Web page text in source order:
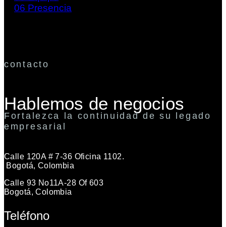
06 Presencia
contacto
Hablemos de negocios
Fortalezca la continuidad de su legado
empresarial
Calle 120A # 7-36 Oficina 1102.
Bogotá, Colombia
Calle 93 No11A-28 Of 603
Bogotá, Colombia
Teléfono